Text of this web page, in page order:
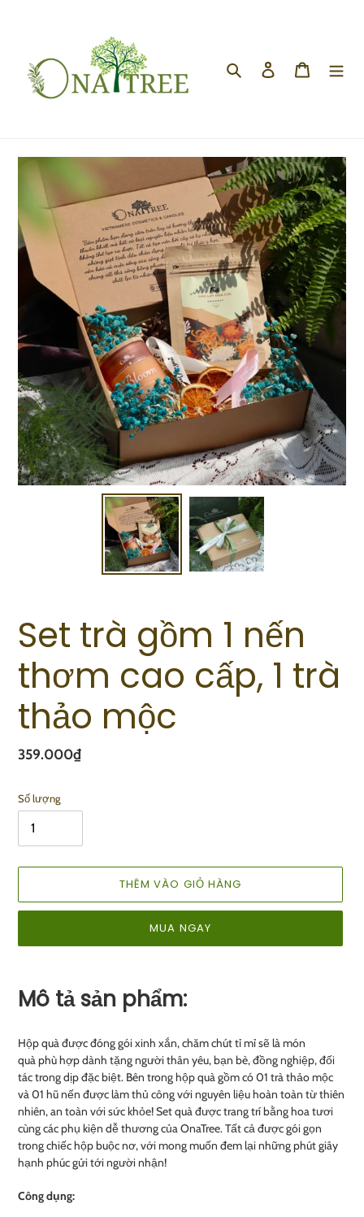
Set trà gồm 1 nến
thơm cao cấp, 1 trà
thảo mộc
Giá
359.000₫
Số lượng
THÊM VÀO GIỎ HÀNG
MUA NGAY
Mô tả sản phẩm:
Hộp quà được đóng gói xinh xắn, chăm chút tỉ mỉ sẽ là món
quà phù hợp dành tặng người thân yêu, bạn bè, đồng nghiệp, đối
tác trong dịp đặc biệt. Bên trong hộp quà gồm có 01 trà thảo mộc
và 01 hũ nến được làm thủ công với nguyên liệu hoàn toàn từ thiên
nhiên, an toàn với sức khỏe! Set quà được trang trí bằng hoa tươi
cùng các phụ kiện dễ thương của OnaTree. Tất cả được gói gọn
trong chiếc hộp buộc nơ, với mong muốn đem lại những phút giây
hạnh phúc gửi tới người nhận!
Công dụng: